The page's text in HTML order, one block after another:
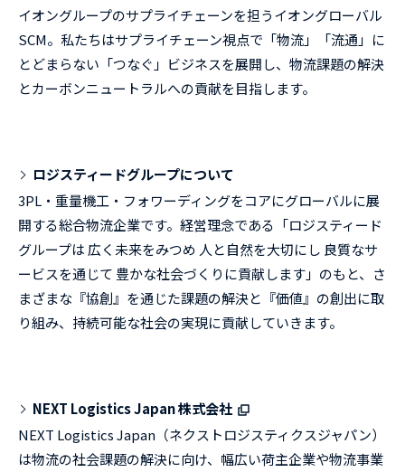
イオングループのサプライチェーンを担うイオングローバル
SCM。私たちはサプライチェーン視点で「物流」「流通」に
とどまらない「つなぐ」ビジネスを展開し、物流課題の解決
とカーボンニュートラルへの貢献を目指します。
ロジスティードグループについて
3PL・重量機工・フォワーディングをコアにグローバルに展
開する総合物流企業です。経営理念である「ロジスティード
グループは 広く未来をみつめ 人と自然を大切にし 良質なサ
ービスを通じて 豊かな社会づくりに貢献します」のもと、さ
まざまな『協創』を通じた課題の解決と『価値』の創出に取
り組み、持続可能な社会の実現に貢献していきます。
NEXT Logistics Japan 株式会社
NEXT Logistics Japan（ネクストロジスティクスジャパン）
は物流の社会課題の解決に向け、幅広い荷主企業や物流事業